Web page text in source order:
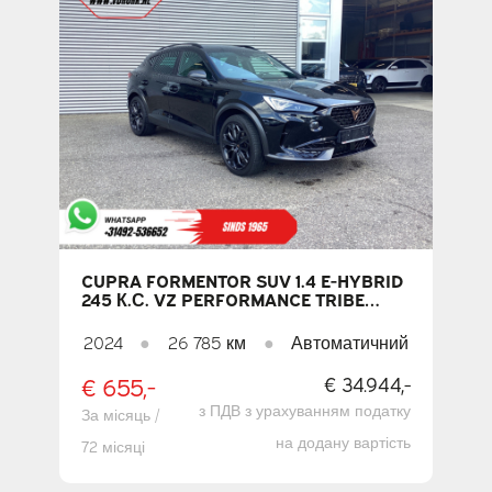
CUPRA FORMENTOR SUV 1.4 E-HYBRID
245 К.С. VZ PERFORMANCE TRIBE
MATRIX / ОБІГРІВ САЛОНУ /
АДАПТИВНИЙ КРУЇЗ-КОНТРОЛЬ /
CARPLAY / КАМЕРА / СИДІННЯ
2024 ● 26 785 км ● Автоматичний
€ 655,-
За місяць /
72 місяці
€ 34.944,-
з ПДВ з урахуванням податку
на додану вартість